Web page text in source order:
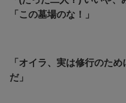
「この墓場のな！」
「オイラ、実は修行のた
だ」